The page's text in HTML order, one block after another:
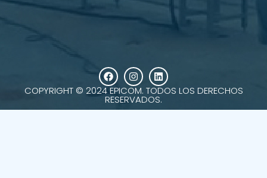
COPYRIGHT © 2024 EPICOM. TODOS LOS DERECHOS
RESERVADOS.